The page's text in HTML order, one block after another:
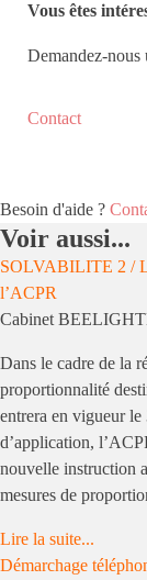
Vous êtes
Demandez-nous
Contact
Besoin d'aide ?
Voir aussi...
SOLVABILITE 2 /
l’ACPR
Cabinet
Dans le cadre de la
proportionnalité
entrera en vigueur
d’application,
nouvelle instruction
mesures de
Lire la suite...
Démarchage